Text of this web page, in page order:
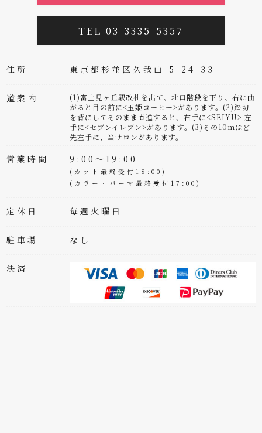
TEL 03-3335-5357
住所 東京都杉並区久我山 5-24-33
道案内
(1)富士見ヶ丘駅改札を出て、北口階段を下り、右に曲
がると目の前に<玉姫コーヒー>があります。(2)踏切
を背にしてそのまま直進すると、右手に<SEIYU> 左
手に<セブンイレブン>があります。(3)その10mほど
先左手に、当サロンがあります。
営業時間 9:00～19:00
(カット最終受付18:00)
(カラー・パーマ最終受付17:00)
定休日 毎週火曜日
駐車場 なし
決済